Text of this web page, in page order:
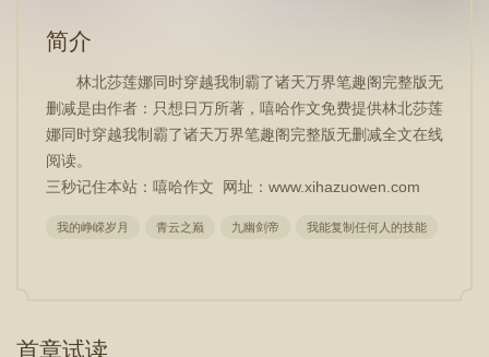
简介
林北莎莲娜同时穿越我制霸了诸天万界笔趣阁完整版无
删减是由作者：只想日万所著，嘻哈作文免费提供林北莎莲
娜同时穿越我制霸了诸天万界笔趣阁完整版无删减全文在线
阅读。
三秒记住本站：嘻哈作文 网址：www.xihazuowen.com
我的峥嵘岁月 青云之巅 九幽剑帝 我能复制任何人的技能
首章试读